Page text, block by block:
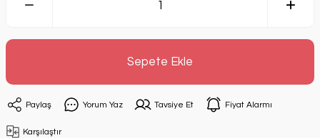
Sepete Ekle
Paylaş Yorum Yaz Tavsiye Et Fiyat Alarmı
Karşılaştır